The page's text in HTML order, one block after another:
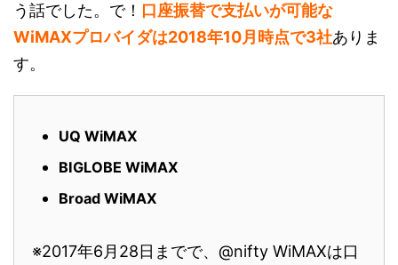
う話でした。で！ 口座振替で支払いが可能な
WiMAXプロバイダは2018年10月時点で3社ありま
す。
UQ WiMAX
BIGLOBE WiMAX
Broad WiMAX
※2017年6月28日までで、@nifty WiMAXは口